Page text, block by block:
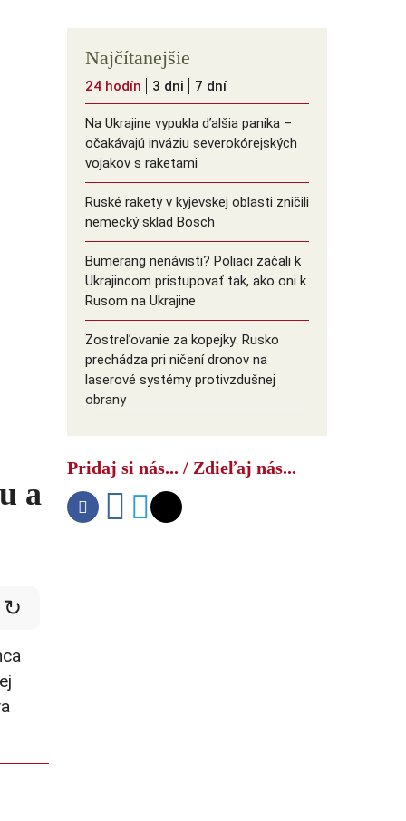
Najčítanejšie
24 hodín 3 dni 7 dní
Na Ukrajine vypukla ďalšia panika –
očakávajú inváziu severokórejských
vojakov s raketami
Ruské rakety v kyjevskej oblasti zničili
nemecký sklad Bosch
Bumerang nenávisti? Poliaci začali k
Ukrajincom pristupovať tak, ako oni k
Rusom na Ukrajine
Zostreľovanie za kopejky: Rusko
prechádza pri ničení dronov na
laserové systémy protivzdušnej
obrany
šokom
a
↻
Pridaj si nás... / Zdieľaj nás...